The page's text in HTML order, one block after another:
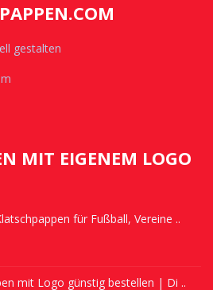
gestalten
MIT EIGENEM LOGO
für Fußball, Vereine ..
mit Logo günstig bestellen | Di ..